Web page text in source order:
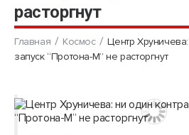
расторгнут
Главная Космос
Центр
запуск “Протона-М” не расторгнут